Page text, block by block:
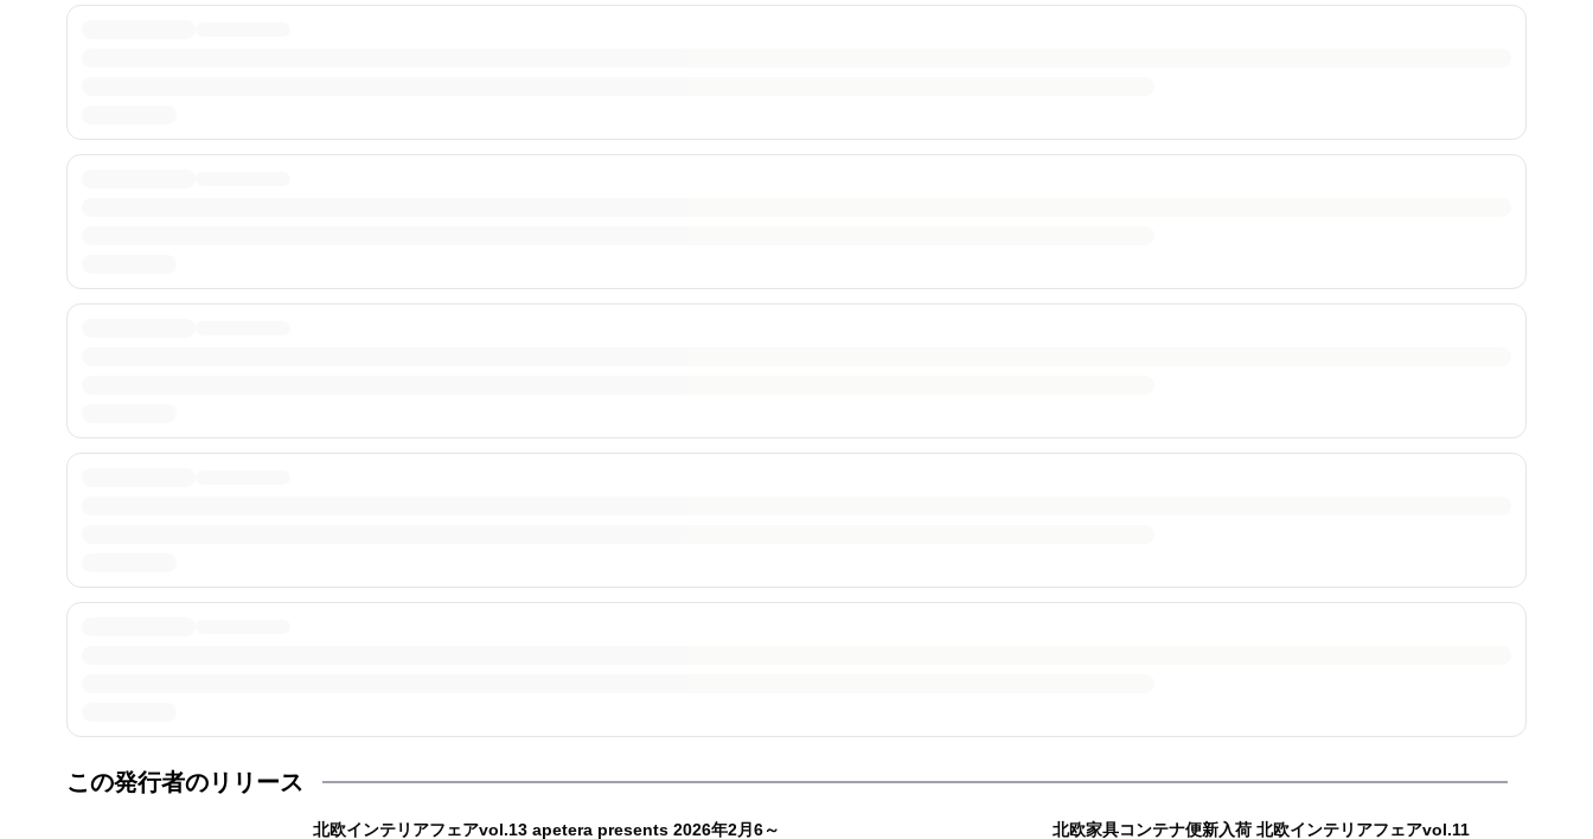
この発行者のリリース
北欧インテリアフェアvol.13 apetera presents 2026年2月6～ 北欧家具コンテナ便新入荷 北欧インテリアフェアvol.11